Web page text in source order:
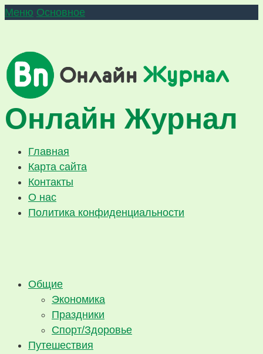
Меню Основное
Онлайн Журнал
Главная
Карта сайта
Контакты
О нас
Политика конфиденциальности
Общие
Экономика
Праздники
Спорт/Здоровье
Путешествия